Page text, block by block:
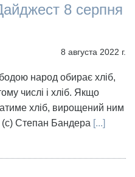
8 серпня
8 августа 2022 г.
народ обирає хліб,
числі і хліб. Якщо
хліб, вирощений ним
(с) Степан Бандера [...]